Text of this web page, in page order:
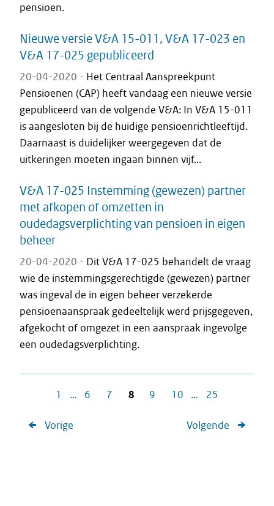
pensioen.
Nieuwe versie V&A 15-011, V&A 17-023 en
V&A 17-025 gepubliceerd
20-04-2020 - Het Centraal Aanspreekpunt
Pensioenen (CAP) heeft vandaag een nieuwe versie
gepubliceerd van de volgende V&A: In V&A 15-011
is aangesloten bij de huidige pensioenrichtleeftijd.
Daarnaast is duidelijker weergegeven dat de
uitkeringen moeten ingaan binnen vijf...
V&A 17-025 Instemming (gewezen) partner
met afkopen of omzetten in
oudedagsverplichting van pensioen in eigen
beheer
20-04-2020 - Dit V&A 17-025 behandelt de vraag
wie de instemmingsgerechtigde (gewezen) partner
was ingeval de in eigen beheer verzekerde
pensioenaanspraak gedeeltelijk werd prijsgegeven,
afgekocht of omgezet in een aanspraak ingevolge
een oudedagsverplichting.
Vorige
1 … 6 7 8 9 10 … 25
Volgende